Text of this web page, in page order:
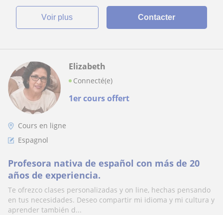
voir plus Contacter
1er cours offert
Elizabeth
Connecté(e)
Cours en ligne
Espagnol
Profesora nativa de español con más de 20
años de experiencia.
Te ofrezco clases personalizadas y on line, hechas pensando
en tus necesidades. Deseo compartir mi idioma y mi cultura y
aprender también d...